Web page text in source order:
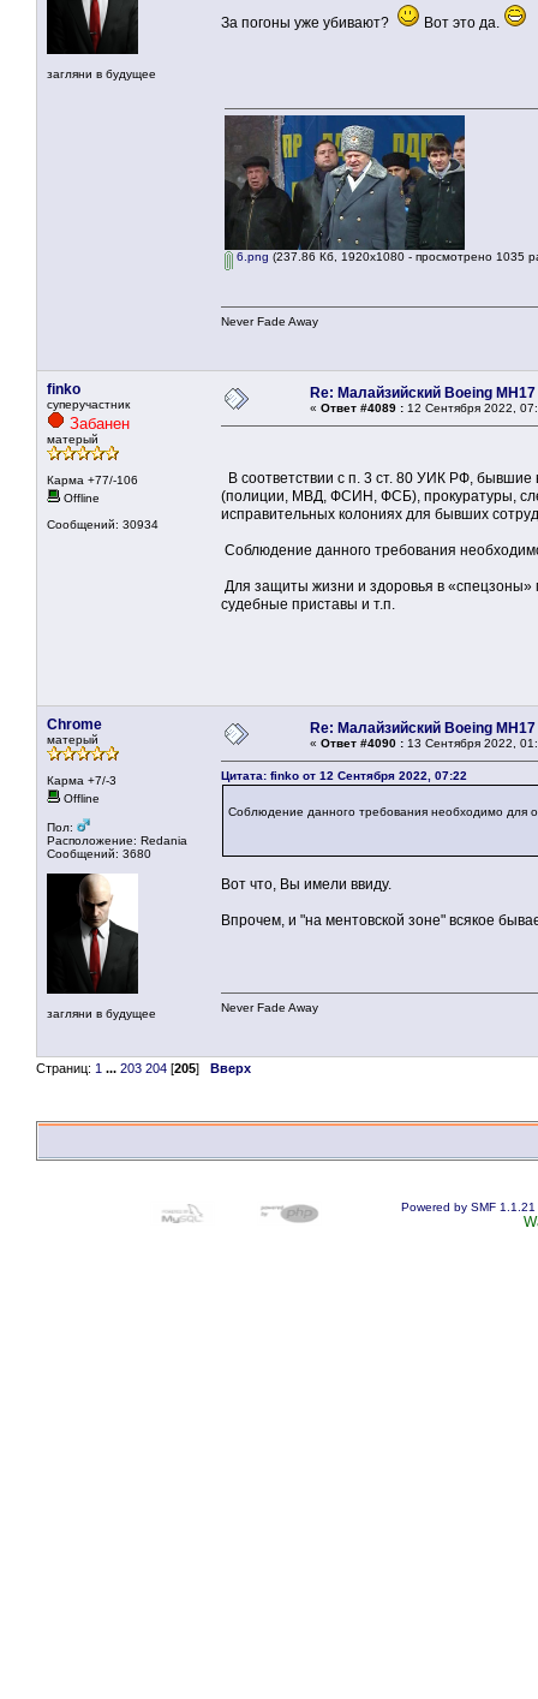
загляни в будущее
За погоны уже убивают? Вот это да.
6.png (237.86 Кб, 1920x1080 - просмотрено 1035
Never Fade Away
finko
суперучастник
Забанен
матерый
Карма +77/-106
Offline
Сообщений: 30934
Re: Малайзийский Boeing MH17
« Ответ #4089 : 12 Сентября 2022,
В соответствии с п. 3 ст. 80 УИК РФ, бывшие
(полиции, МВД, ФСИН, ФСБ), прокуратуры,
исправительных колониях для бывших
Соблюдение данного требования
Для защиты жизни и здоровья в
судебные приставы и т.п.
Chrome
матерый
Карма +7/-3
Offline
Пол:
Расположение: Redania
Сообщений: 3680
загляни в будущее
Re: Малайзийский Boeing MH17
« Ответ #4090 : 13 Сентября 2022,
Цитата: finko от 12 Сентября 2022, 07:22
Соблюдение данного требования необходимо для
Вот что, Вы имели ввиду.
Впрочем, и "на ментовской зоне" всякое
Never Fade Away
Страниц: 1 ... 203 204 [205] Вверх
Powered by SMF 1.1.21